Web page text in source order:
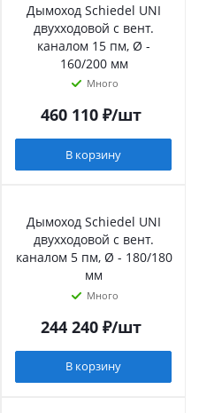
Дымоход Schiedel UNI
двухходовой с вент.
каналом 15 пм, Ø -
160/200 мм
Много
460 110₽/шт
В корзину
Дымоход Schiedel UNI
двухходовой с вент.
каналом 5 пм, Ø - 180/180
мм
Много
244 240₽/шт
В корзину